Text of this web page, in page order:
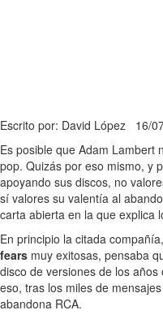
Escrito por: David López 16/
Es posible que Adam Lambert
pop. Quizás por eso mismo, y
apoyando sus discos, no
sí valores su valentía al
carta abierta en la que explica
En principio la citada
fears muy exitosas, pensaba
disco de versiones de los
eso, tras los miles de
abandona RCA.